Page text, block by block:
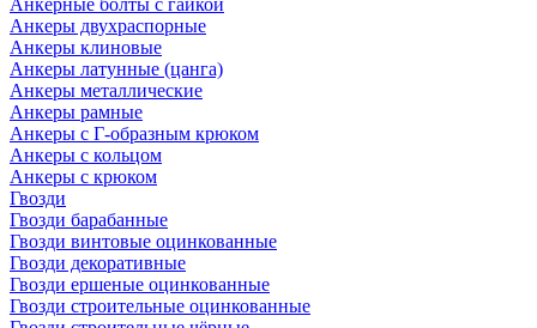
Анкерные болты с гайкой
Анкеры двухраспорные
Анкеры клиновые
Анкеры латунные (цанга)
Анкеры металлические
Анкеры рамные
Анкеры с Г-образным крюком
Анкеры с кольцом
Анкеры с крюком
Гвозди
Гвозди барабанные
Гвозди винтовые оцинкованные
Гвозди декоративные
Гвозди ершеные оцинкованные
Гвозди строительные оцинкованные